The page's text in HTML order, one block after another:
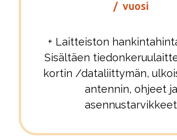
/ vuosi
+ Laitteiston
Sisältäen
kortin /dataliittymän,
antennin, ohjeet ja
asennustarvikkeet